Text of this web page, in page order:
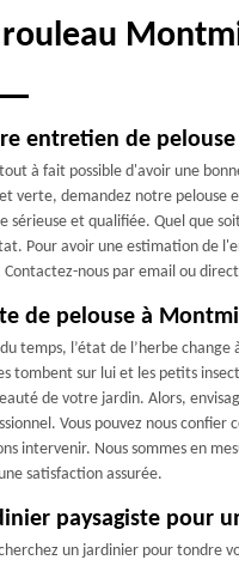
rouleau
entretien de
à fait possible d'avoir une
verte, demandez notre pelouse
sérieuse et qualifiée. Quel que
Pour avoir une estimation de
Contactez-nous par email ou
de pelouse à
temps, l’état de l’herbe
tombent sur lui et les petits
de votre jardin. Alors,
Vous pouvez nous confier
intervenir. Nous sommes en
satisfaction assurée.
paysagiste pour
un jardinier pour tondre